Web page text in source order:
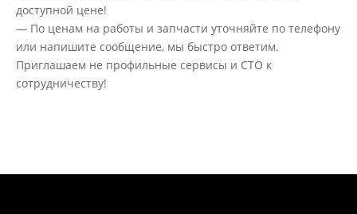
доступной цене!
— По ценам на работы и запчасти уточняйте по телефону
или напишите сообщение, мы быстро ответим.
Приглашаем не профильные сервисы и СТО к
сотрудничеству!